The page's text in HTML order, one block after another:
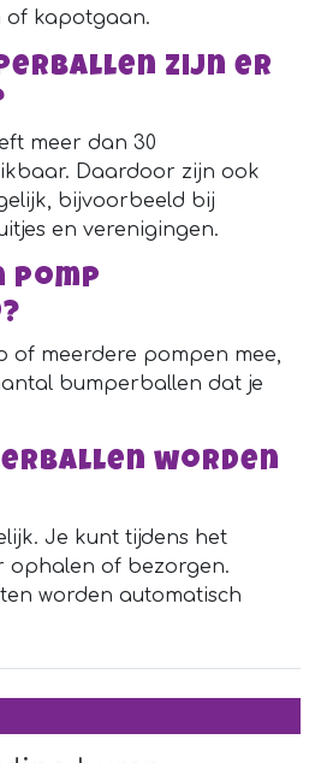
of kapotgaan.
zijn er
meer dan 30
Daardoor zijn ook
bijvoorbeeld bij
en verenigingen.
pomp
of meerdere pompen mee,
bumperballen dat je
worden
Je kunt tijdens het
ophalen of bezorgen.
worden automatisch